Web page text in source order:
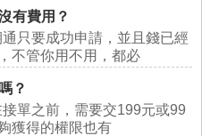
有費用？
只要成功申請，並且錢已經
不管你用不用，都必
？
單之前，需要交199元或99
獲得的權限也有